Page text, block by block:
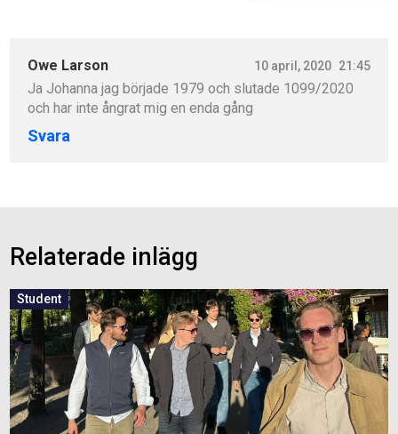
Owe Larson 10 april, 2020 21:45
Ja Johanna jag började 1979 och slutade 1099/2020
och har inte ångrat mig en enda gång
Svara
Relaterade inlägg
Student